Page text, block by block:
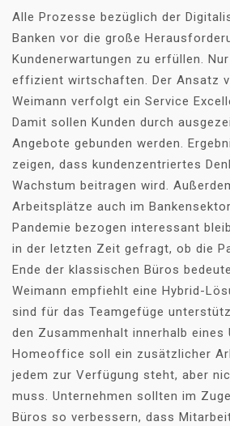
Alle Prozesse bezüglich der
Banken vor die große
Kundenerwartungen zu erfüllen.
effizient wirtschaften. Der Ansatz
Weimann verfolgt ein Service
Damit sollen Kunden durch
Angebote gebunden werden.
zeigen, dass kundenzentriertes
Wachstum beitragen wird.
Arbeitsplätze auch im
Pandemie bezogen interessant
in der letzten Zeit gefragt, ob die
Ende der klassischen Büros
Weimann empfiehlt eine Hybrid-
sind für das Teamgefüge
den Zusammenhalt innerhalb eines
Homeoffice soll ein zusätzlicher
jedem zur Verfügung steht, aber
muss. Unternehmen sollten im
Büros so verbessern, dass